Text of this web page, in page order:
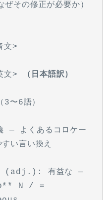
その修正が必要か）
>
文> （日本語訳）
〜6語）
よくあるコロケー
い言い換え
有益な —
N / =